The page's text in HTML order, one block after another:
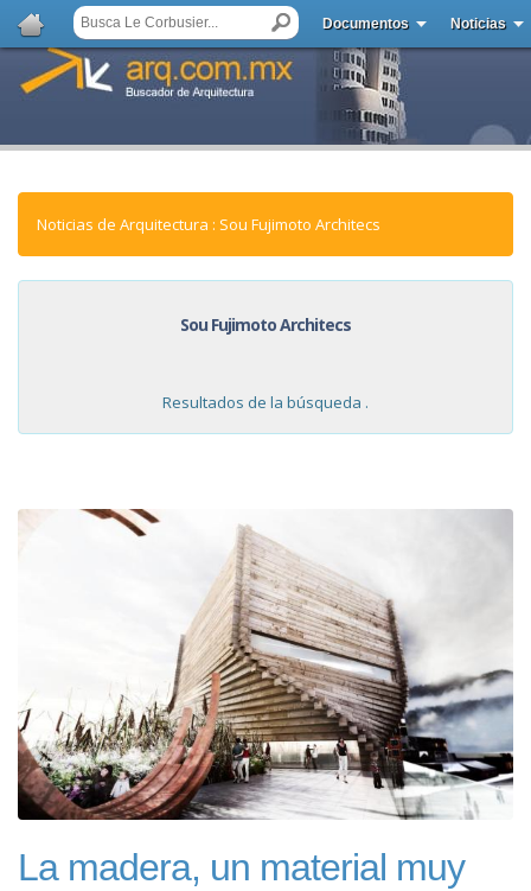
Documentos Noticias
Noticias de Arquitectura : Sou Fujimoto Architecs
Sou Fujimoto Architecs
Resultados de la búsqueda .
La madera, un material muy